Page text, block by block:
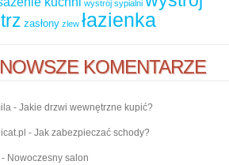
wystrój sypialni
zasłony zlew łazienka
KOMENTARZE
- Jakie drzwi wewnętrzne kupić?
- Jak zabezpieczać schody?
- Nowoczesny salon